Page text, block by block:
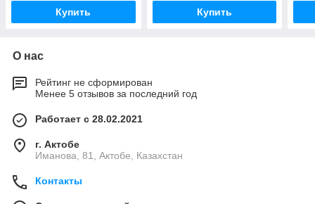
Купить Купить
О нас
Рейтинг не сформирован
Менее 5 отзывов за последний год
Работает с 28.02.2021
г. Актобе
Иманова, 81, Актобе, Казахстан
Контакты